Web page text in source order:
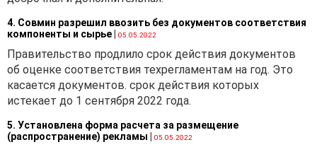
применяющих упрощенную
систему налогообложения),
(зданий, сооружений), их
частей при признании
плательщиками налога на
недвижимость отдельных
организаций, в том числе
бюджетных, на 1-е число
4. Совмин разрешил ввозить без документов соответствия
компоненты и сырье
05.05.2022
Правительство продлило срок действия документов
об оценке соответствия техрегламентам на год. Это
касается документов. срок действия которых
истекает до 1 сентября 2022 года.
5. Установлена форма расчета за размещение
(распространение) рекламы
05.05.2022